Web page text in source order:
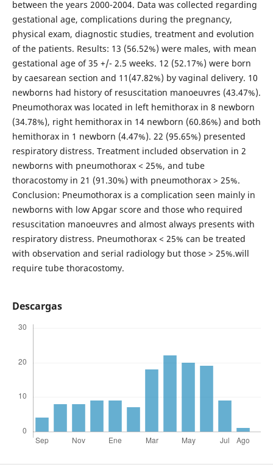
between the years 2000-2004. Data was collected regarding
gestational age, complications during the pregnancy,
physical exam, diagnostic studies, treatment and evolution
of the patients. Results: 13 (56.52%) were males, with mean
gestational age of 35 +/- 2.5 weeks. 12 (52.17%) were born
by caesarean section and 11(47.82%) by vaginal delivery. 10
newborns had history of resuscitation manoeuvres (43.47%).
Pneumothorax was located in left hemithorax in 8 newborn
(34.78%), right hemithorax in 14 newborn (60.86%) and both
hemithorax in 1 newborn (4.47%). 22 (95.65%) presented
respiratory distress. Treatment included observation in 2
newborns with pneumothorax < 25%, and tube
thoracostomy in 21 (91.30%) with pneumothorax > 25%.
Conclusion: Pneumothorax is a complication seen mainly in
newborns with low Apgar score and those who required
resuscitation manoeuvres and almost always presents with
respiratory distress. Pneumothorax < 25% can be treated
with observation and serial radiology but those > 25%.will
require tube thoracostomy.
Descargas